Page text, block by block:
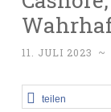
11. JULI 2023 ~
teilen